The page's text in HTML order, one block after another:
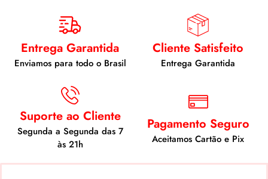
Entrega Garantida
Enviamos para todo o Brasil
Cliente Satisfeito
Entrega Garantida
Suporte ao Cliente
Segunda a Segunda das 7
às 21h
Pagamento Seguro
Aceitamos Cartão e Pix